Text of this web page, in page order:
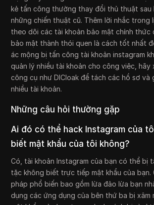
kẻ tấn công thường thay đổi thủ thuật sau
những chiến thuật cũ. Thêm lời nhắc trong
theo dõi các tài khoản bảo mật chính thức
bảo mật thành thói quen là cách tốt nhất
ác mộng bị tấn công tài khoản instagram
quản lý nhiều tài khoản cho công việc, hãy
công cụ như DICloak để tách các hồ sơ và
nhiều tài khoản.
Những câu hỏi thường gặp
Ai đó có thể hack Instagram của
biết mật khẩu của tôi không?
Có, tài khoản Instagram của bạn có thể bị
tặc không biết trực tiếp mật khẩu của bạn.
pháp phổ biến bao gồm lừa đảo lừa bạn
dụng các ứng dụng của bên thứ ba bị xâm